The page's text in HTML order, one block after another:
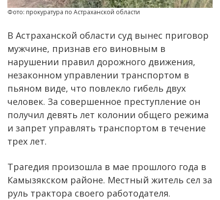
Фото: прокуратура по Астраханской области
В Астраханской области суд вынес приговор
мужчине, признав его виновным в
нарушении правил дорожного движения,
незаконном управлении транспортом в
пьяном виде, что повлекло гибель двух
человек. За совершенное преступление он
получил девять лет колонии общего режима
и запрет управлять транспортом в течение
трех лет.
Трагедия произошла в мае прошлого года в
Камызякском районе. Местный житель сел за
руль трактора своего работодателя.